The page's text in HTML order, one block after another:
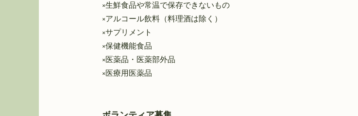
×生鮮食品や常温で保存できないもの
×アルコール飲料（料理酒は除く）
×サプリメント
×保健機能食品
×医薬品・医薬部外品
×医療用医薬品